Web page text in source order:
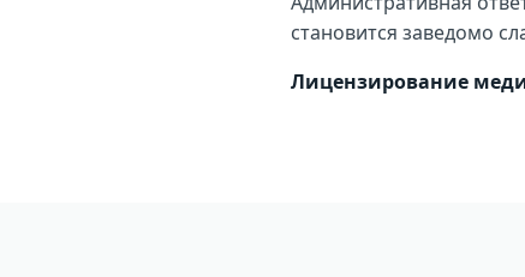
становится заведомо
Лицензирование